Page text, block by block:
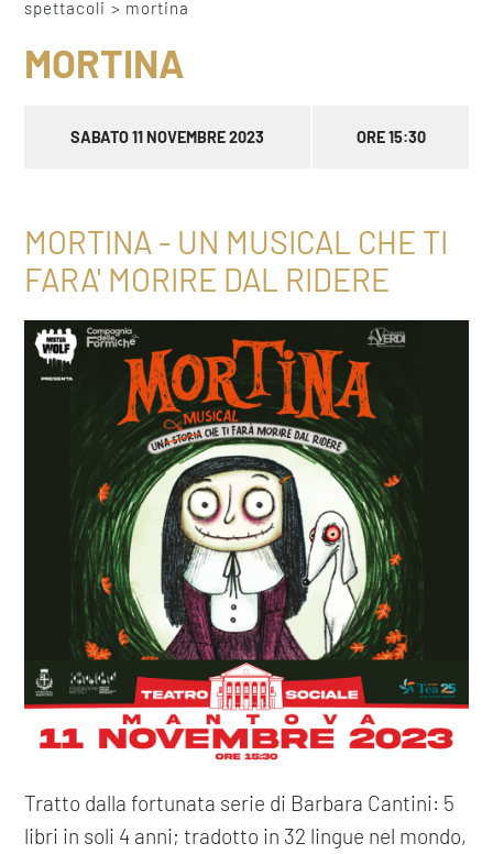
spettacoli > mortina
MORTINA
SABATO 11 NOVEMBRE 2023 ORE 15:30
MORTINA - UN MUSICAL CHE TI
FARA' MORIRE DAL RIDERE
Tratto dalla fortunata serie di Barbara Cantini: 5
libri in soli 4 anni; tradotto in 32 lingue nel mondo,